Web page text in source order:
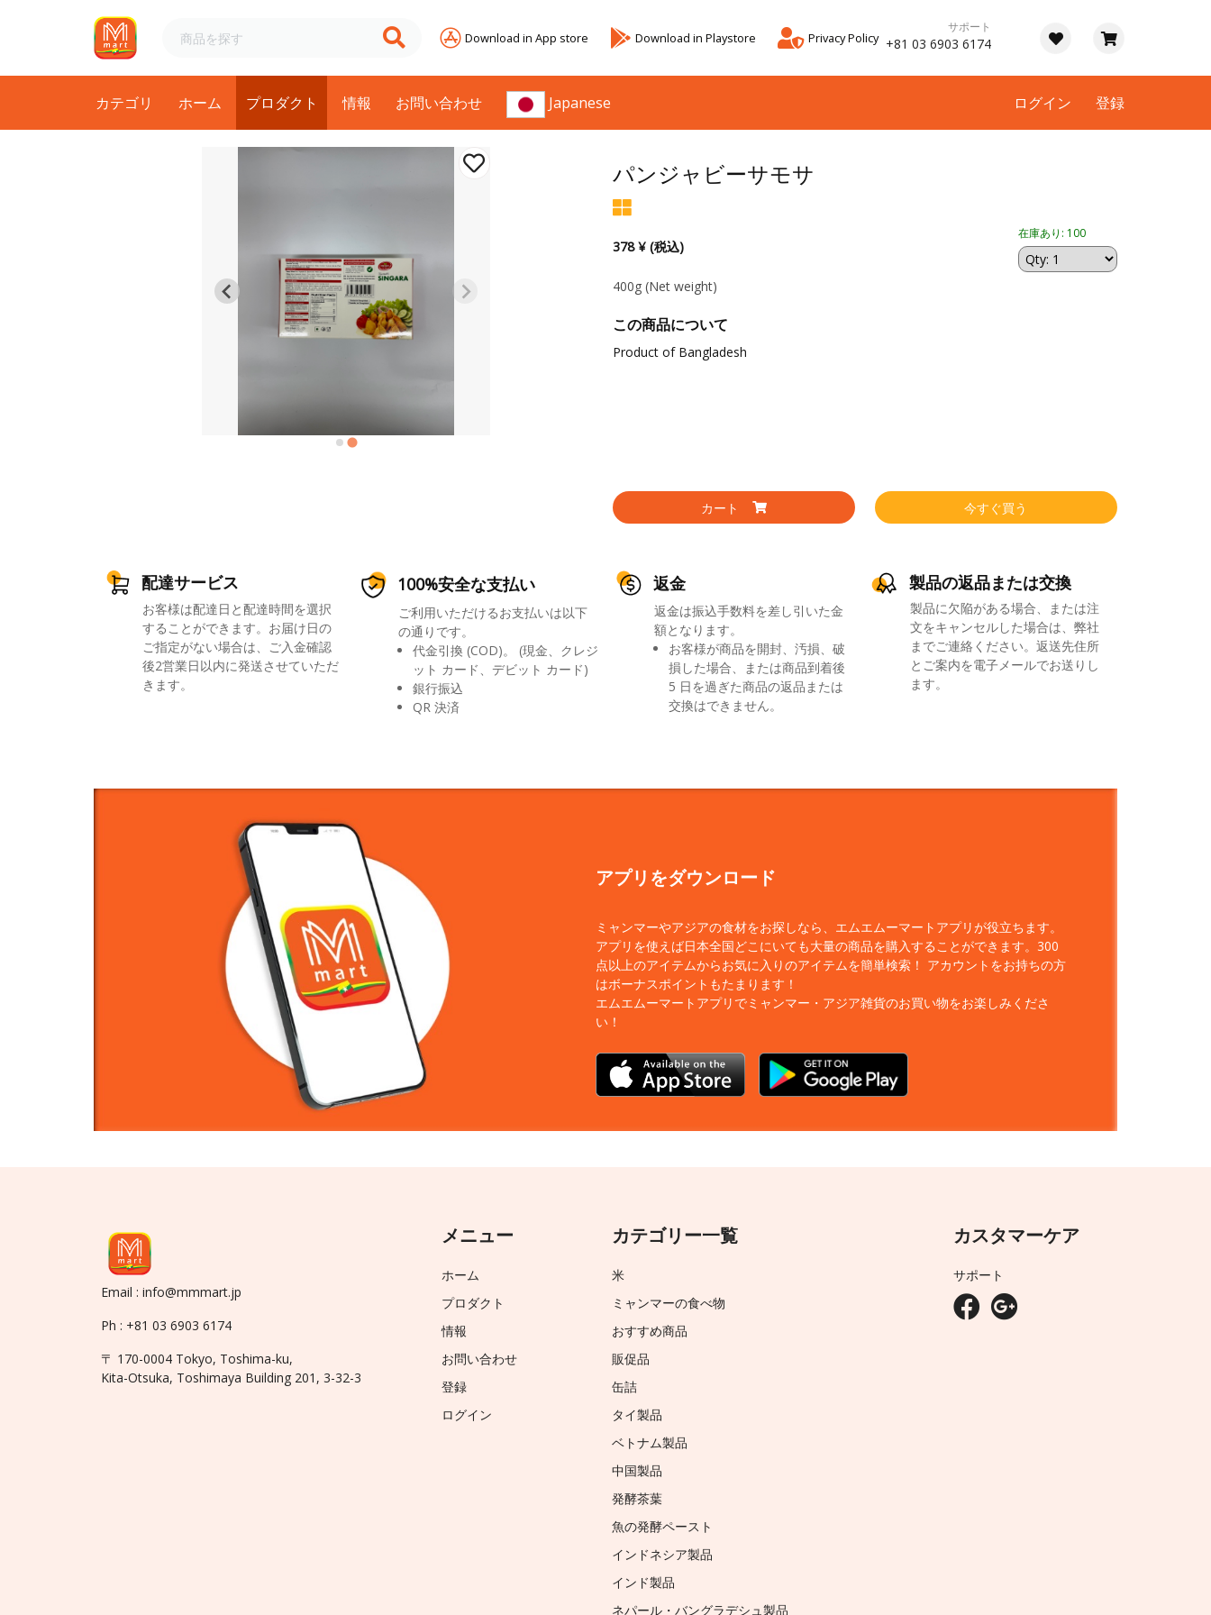
Download in App store Download in Playstore Privacy Policy
サポート
+81 03 6903 6174
カテゴリ ホーム プロダクト 情報 お問い合わせ Japanese ログイン 登録
パンジャビーサモサ
378 ¥ (税込)
在庫あり: 100
400g (Net weight)
この商品について
Product of Bangladesh
カート 今すぐ買う
配達サービス
お客様は配達日と配達時間を選択
することができます。お届け日の
ご指定がない場合は、ご入金確認
後2営業日以内に発送させていただ
きます。
100%安全な支払い
ご利用いただけるお支払いは以下
の通りです。
代金引換 (COD)。 (現金、クレジ
ット カード、デビット カード)
銀行振込
QR 決済
返金
返金は振込手数料を差し引いた金
額となります。
お客様が商品を開封、汚損、破
損した場合、または商品到着後
5 日を過ぎた商品の返品または
交換はできません。
製品の返品または交換
製品に欠陥がある場合、または注
文をキャンセルした場合は、弊社
までご連絡ください。返送先住所
とご案内を電子メールでお送りし
ます。
アプリをダウンロード
ミャンマーやアジアの食材をお探しなら、エムエムーマートアプリが役立ちます。
アプリを使えば日本全国どこにいても大量の商品を購入することができます。300
点以上のアイテムからお気に入りのアイテムを簡単検索！ アカウントをお持ちの方
はボーナスポイントもたまります！
エムエムーマートアプリでミャンマー・アジア雑貨のお買い物をお楽しみくださ
い！
Email : info@mmmart.jp
Ph : +81 03 6903 6174
〒 170-0004 Tokyo, Toshima-ku,
Kita-Otsuka, Toshimaya Building 201, 3-32-3
メニュー
ホーム
プロダクト
情報
お問い合わせ
登録
ログイン
カテゴリー一覧
米
ミャンマーの食べ物
おすすめ商品
販促品
缶詰
タイ製品
ベトナム製品
中国製品
発酵茶葉
魚の発酵ペースト
インドネシア製品
インド製品
ネパール・バングラデシュ製品
カスタマーケア
サポート